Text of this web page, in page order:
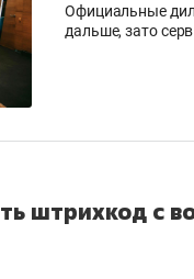
Официальные
дальше, зато
штрихкод с